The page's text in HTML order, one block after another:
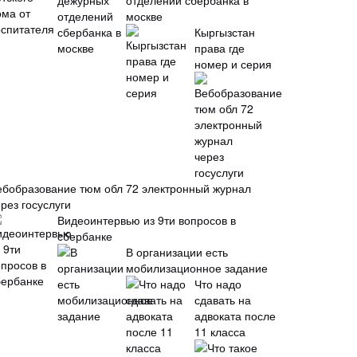
москве
Кыргызстан
права где
номер и серия
тюм обл 72 электронный журнал
госуслуги
Видеоинтервью из 9ти вопросов в
сбербанке
В организации есть
мобилизационное задание
Что надо
сдавать на
адвоката после
11 класса